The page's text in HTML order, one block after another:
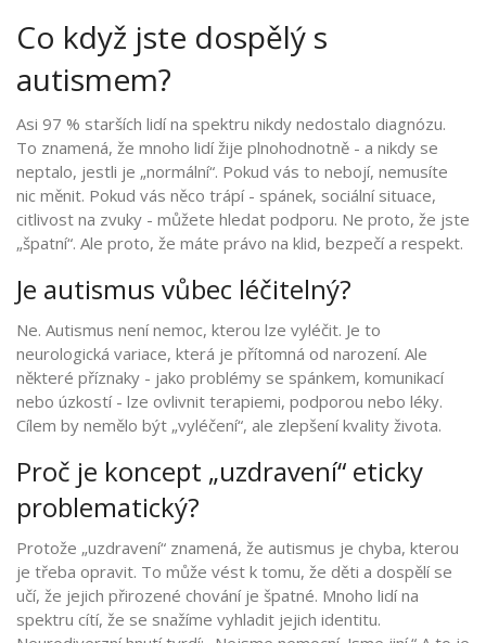
Co když jste dospělý s
autismem?
Asi 97 % starších lidí na spektru nikdy nedostalo diagnózu.
To znamená, že mnoho lidí žije plnohodnotně - a nikdy se
neptalo, jestli je „normální“. Pokud vás to nebojí, nemusíte
nic měnit. Pokud vás něco trápí - spánek, sociální situace,
citlivost na zvuky - můžete hledat podporu. Ne proto, že jste
„špatní“. Ale proto, že máte právo na klid, bezpečí a respekt.
Je autismus vůbec léčitelný?
Ne. Autismus není nemoc, kterou lze vyléčit. Je to
neurologická variace, která je přítomná od narození. Ale
některé příznaky - jako problémy se spánkem, komunikací
nebo úzkostí - lze ovlivnit terapiemi, podporou nebo léky.
Cílem by nemělo být „vyléčení“, ale zlepšení kvality života.
Proč je koncept „uzdravení“ eticky
problematický?
Protože „uzdravení“ znamená, že autismus je chyba, kterou
je třeba opravit. To může vést k tomu, že děti a dospělí se
učí, že jejich přirozené chování je špatné. Mnoho lidí na
spektru cítí, že se snažíme vyhladit jejich identitu.